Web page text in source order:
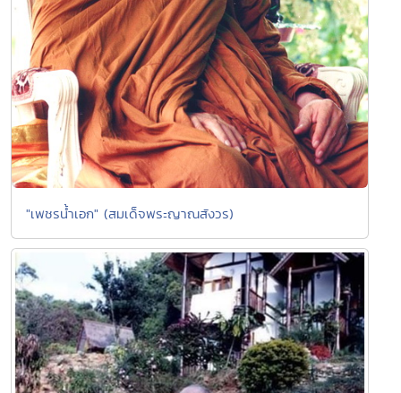
"เพชรน้ำเอก" (สมเด็จพระญาณสังวร)